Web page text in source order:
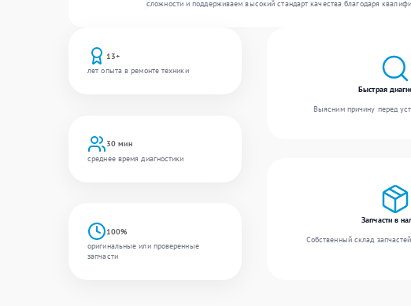
сложности и поддерживаем высокий стандарт качества благодаря
13+
лет опыта в ремонте техники
30 мин
среднее время диагностики
100%
оригинальные или проверенные
запчасти
Быстрая
Выясним причину перед
Запчасти в
Собственный склад